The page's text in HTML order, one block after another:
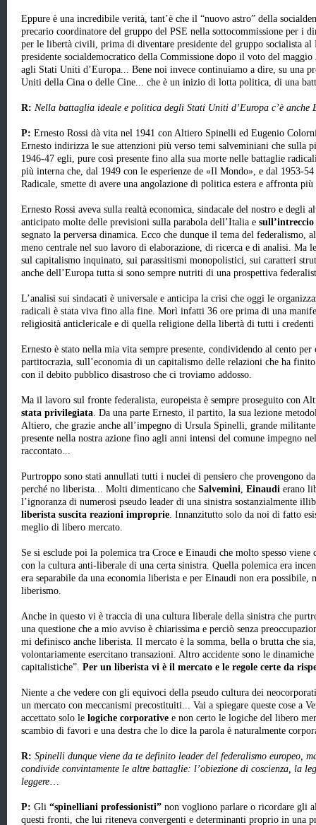
Eppure è una incredibile verità, tant’è che il “nuovo astro” della
precario coordinatore del gruppo del PSE nella sottocommissione per i
per le libertà civili, prima di diventare presidente del gruppo socialista al
presidente socialdemocratico della Commissione dopo il voto del
agli Stati Uniti d’Europa... Bene noi invece continuiamo a dire, su una
Uniti della Cina o delle Cine... che è un inizio di lotta politica, di una
R: Nella battaglia ideale e politica degli Stati Uniti d’Europa c’è anche
P: Ernesto Rossi dà vita nel 1941 con Altiero Spinelli ed Eugenio
Ernesto indirizza le sue attenzioni più verso temi salveminiani che sulla
1946-47 egli, pure così presente fino alla sua morte nelle battaglie
più interna che, dal 1949 con le esperienze de «Il Mondo», e dal 1953-
Radicale, smette di avere una angolazione di politica estera e affronta
Ernesto Rossi aveva sulla realtà economica, sindacale del nostro e degli
anticipato molte delle previsioni sulla parabola dell’Italia e
segnato la perversa dinamica. Ecco che dunque il tema del federalismo,
meno centrale nel suo lavoro di elaborazione, di ricerca e di analisi. Ma
sul capitalismo inquinato, sui parassitismi monopolistici, sui caratteri
anche dell’Europa tutta si sono sempre nutriti di una prospettiva
L’analisi sui sindacati è universale e anticipa la crisi che oggi le
radicali è stata viva fino alla fine. Morì infatti 36 ore prima di una
religiosità anticlericale e di quella religione della libertà di tutti i credenti
Ernesto è stato nella mia vita sempre presente, condividendo al cento
partitocrazia, sull’economia di un capitalismo delle relazioni che ha
con il debito pubblico disastroso che ci troviamo addosso.
Ma il lavoro sul fronte federalista, europeista è sempre proseguito con
stata privilegiata. Da una parte Ernesto, il partito, la sua lezione
Altiero, che grazie anche all’impegno di Ursula Spinelli, grande
presente nella nostra azione fino agli anni intensi del comune impegno
raccontato...
Purtroppo sono stati annullati tutti i nuclei di pensiero che provengono
perché no liberista... Molti dimenticano che Salvemini, Einaudi erano
l’ignoranza di numerosi pseudo leader di una sinistra sostanzialmente
liberista suscita reazioni improprie. Innanzitutto solo da noi di fatto
meglio di libero mercato.
Se si esclude poi la polemica tra Croce e Einaudi che molto spesso viene
con la cultura anti-liberale di una certa sinistra. Quella polemica era
era separabile da una economia liberista e per Einaudi non era possibile,
liberismo.
Anche in questo vi è traccia di una cultura liberale della sinistra che
una questione che a mio avviso è chiarissima e perciò senza
mi definisco anche liberista. Il mercato è la somma, bella o brutta che
volontariamente esercitano transazioni. Altro accidente sono le
capitalistiche”. Per un liberista vi è il mercato e le regole certe da
Niente a che vedere con gli equivoci della pseudo cultura dei
un mercato con meccanismi precostituiti... Vai a spiegare queste cose a
accettato solo le logiche corporative e non certo le logiche del libero
scambio di favori e una destra che lo dice la parola è naturalmente
R: Spinelli dunque viene da te definito leader del federalismo europeo,
condivide convintamente le altre battaglie: l’obiezione di coscienza, la
leggere…
P: Gli “spinelliani professionisti” non vogliono parlare o ricordare gli
questi fronti, che lui riteneva convergenti e determinanti proprio in una